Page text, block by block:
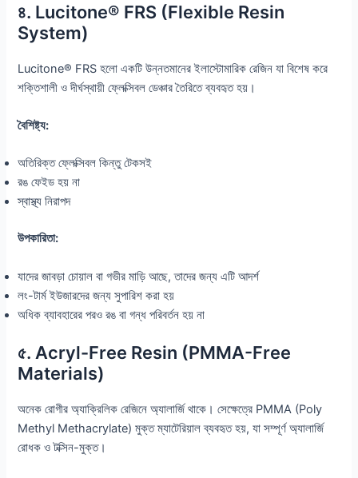
৪. Lucitone® FRS (Flexible Resin
System)
Lucitone® FRS হলো একটি উন্নতমানের ইলাস্টোমারিক রেজিন যা বিশেষ করে
শক্তিশালী ও দীর্ঘস্থায়ী ফ্লেক্সিবল ডেঞ্চার তৈরিতে ব্যবহৃত হয়।
বৈশিষ্ট্য:
অতিরিক্ত ফ্লেক্সিবল কিন্তু টেকসই
রঙ ফেইড হয় না
স্বাস্থ্য নিরাপদ
উপকারিতা:
যাদের জাবড়া চোয়াল বা গভীর মাড়ি আছে, তাদের জন্য এটি আদর্শ
লং-টার্ম ইউজারদের জন্য সুপারিশ করা হয়
অধিক ব্যাবহারের পরও রঙ বা গন্ধ পরিবর্তন হয় না
৫. Acryl-Free Resin (PMMA-Free
Materials)
অনেক রোগীর অ্যাক্রিলিক রেজিনে অ্যালার্জি থাকে। সেক্ষেত্রে PMMA (Poly
Methyl Methacrylate) মুক্ত ম্যাটেরিয়াল ব্যবহৃত হয়, যা সম্পূর্ণ অ্যালার্জি
রোধক ও টক্সিন-মুক্ত।